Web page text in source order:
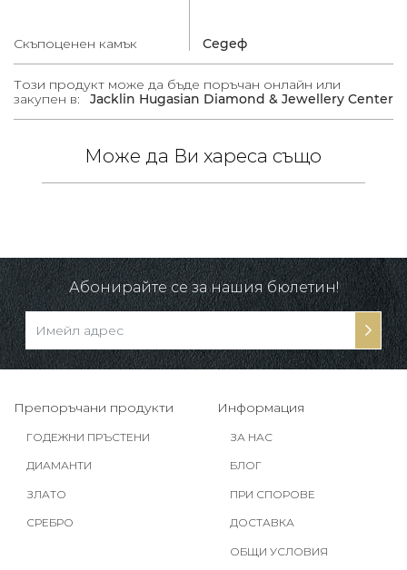
Скъпоценен камък Седеф
Този продукт може да бъде поръчан онлайн или
закупен в:
Jacklin Hugasian Diamond & Jewellery Center
Може да Ви хареса също
Абонирайте се за нашия бюлетин!
Препоръчани продукти
ГОДЕЖНИ ПРЪСТЕНИ
ДИАМАНТИ
ЗЛАТО
СРЕБРО
Информация
ЗА НАС
БЛОГ
ПРИ СПОРОВЕ
ДОСТАВКА
ОБЩИ УСЛОВИЯ